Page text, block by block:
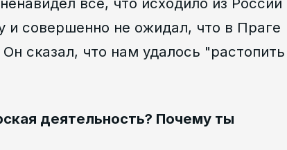
и совершенно не ожидал, что в Праге
сказал, что нам удалось "растопить
деятельность? Почему ты